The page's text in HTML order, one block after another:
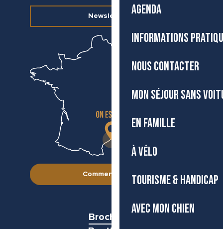
AGENDA
INFORMATIONS
NOUS CONTACTER
MON SÉJOUR SANS
EN FAMILLE
À VÉLO
TOURISME & HANDICAP
AVEC MON CHIEN
Newsletter
Comment venir ?
Brochures